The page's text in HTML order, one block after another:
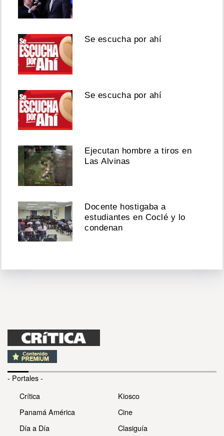
Se escucha por ahí
Se escucha por ahí
Ejecutan hombre a tiros en
Las Alvinas
Docente hostigaba a
estudiantes en Coclé y lo
condenan
- Portales -
Crítica
Panamá América
Día a Día
Kiosco
Cine
Clasiguía